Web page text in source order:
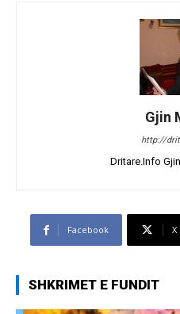
Gjin
http://
Dritare.Info
Facebook X
SHKRIMET E FUNDIT